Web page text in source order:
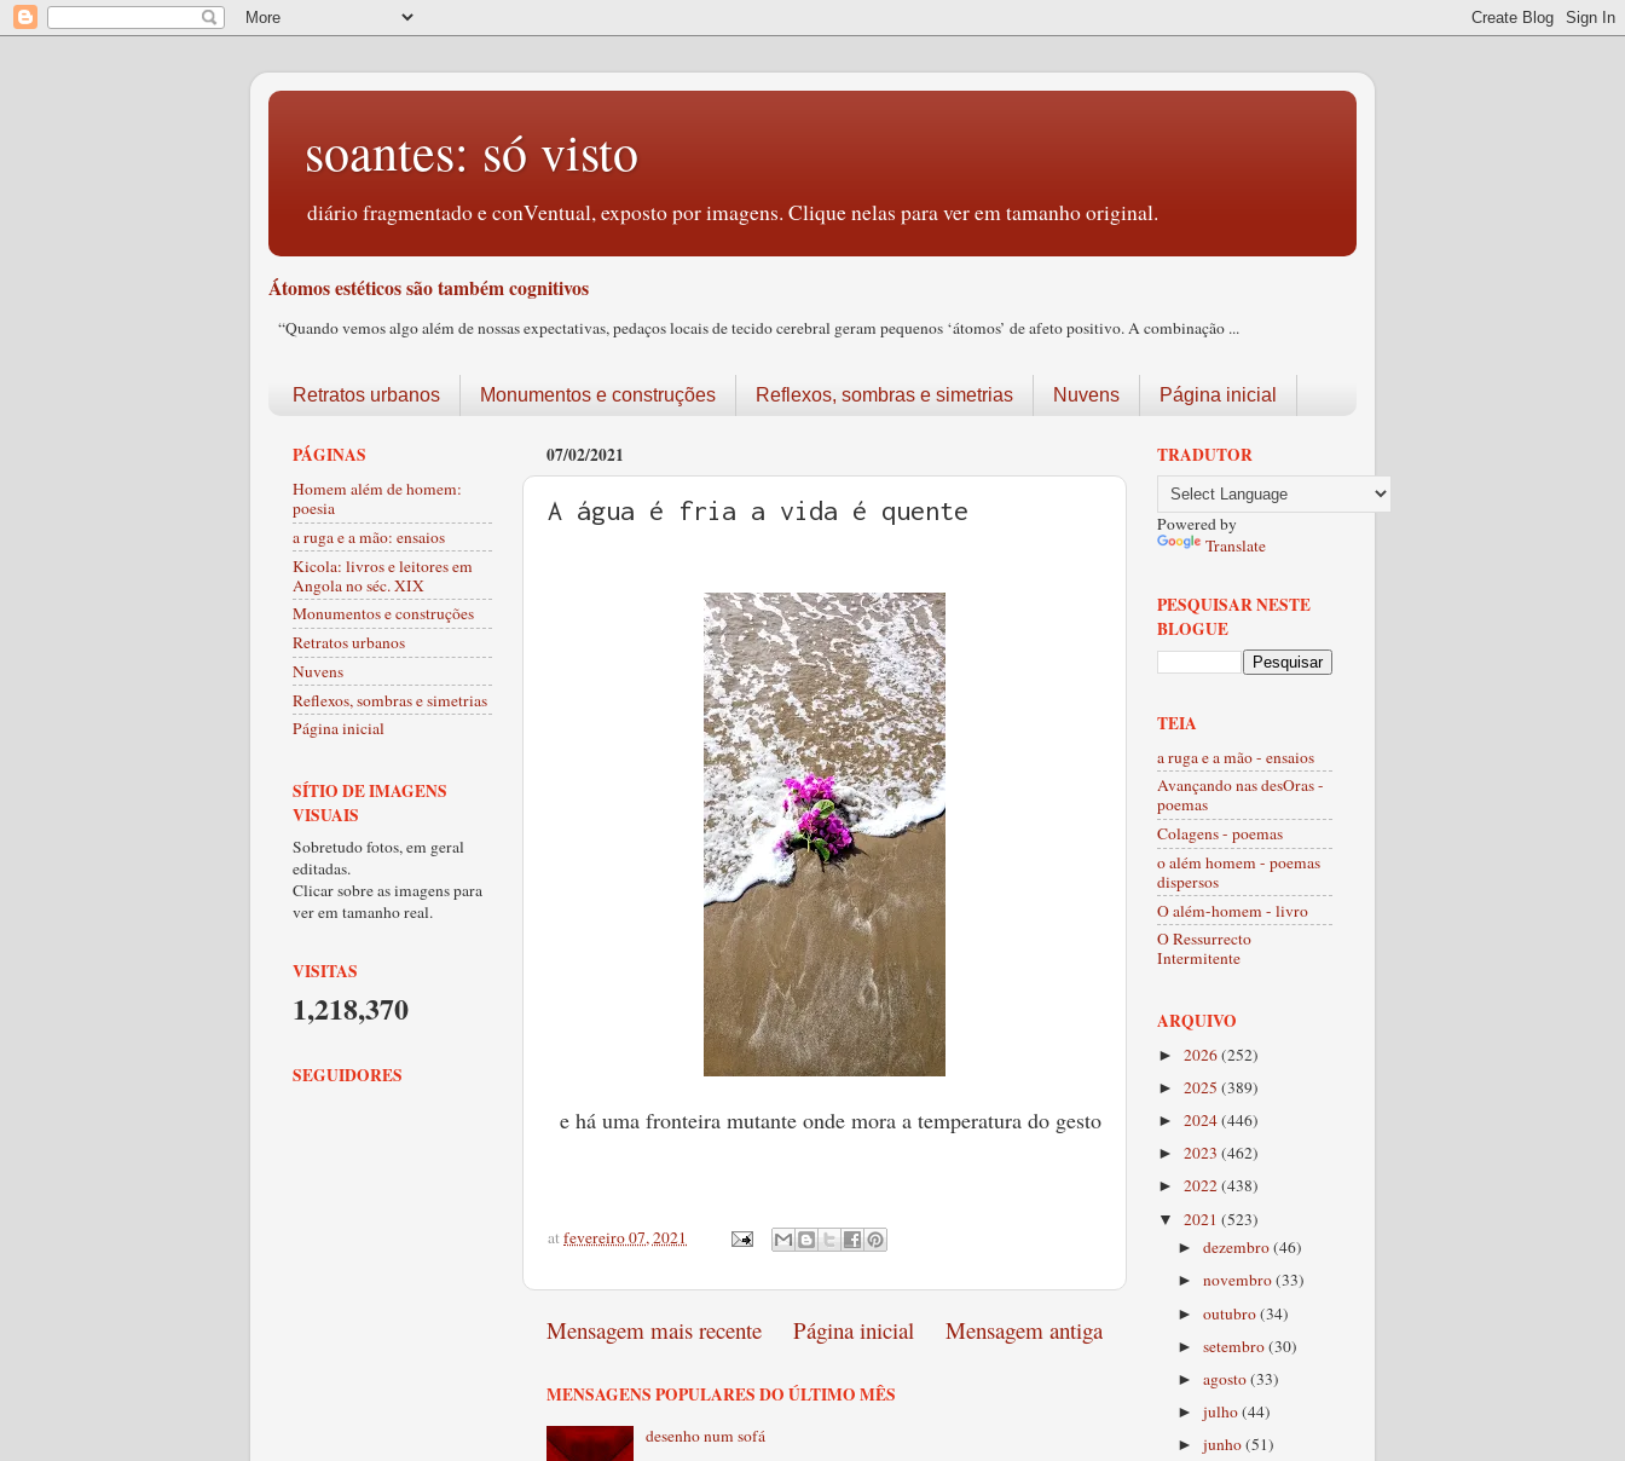
soantes: só visto
diário fragmentado e conVentual, exposto por imagens. Clique nelas para ver em tamanho original.
Átomos estéticos são também cognitivos
“Quando vemos algo além de nossas expectativas, pedaços locais de tecido cerebral geram pequenos ‘átomos’ de afeto positivo. A combinação ...
Retratos urbanos Monumentos e construções Reflexos, sombras e simetrias Nuvens Página inicial
07/02/2021
A água é fria a vida é quente
e há uma fronteira mutante onde mora a temperatura do gesto
atfevereiro 07, 2021
Mensagem mais recente Mensagem antiga
Página inicial
MENSAGENS POPULARES DO ÚLTIMO MÊS
desenho num sofá
PÁGINAS
Homem além de homem:
poesia
a ruga e a mão: ensaios
Kicola: livros e leitores em
Angola no séc. XIX
Monumentos e construções
Retratos urbanos
Nuvens
Reflexos, sombras e simetrias
Página inicial
SÍTIO DE IMAGENS
VISUAIS
Sobretudo fotos, em geral
editadas.
Clicar sobre as imagens para
ver em tamanho real.
VISITAS
1,218,370
SEGUIDORES
TRADUTOR
Powered by
Translate
PESQUISAR NESTE
BLOGUE
TEIA
a ruga e a mão - ensaios
Avançando nas desOras -
poemas
Colagens - poemas
o além homem - poemas
dispersos
O além-homem - livro
O Ressurrecto
Intermitente
ARQUIVO
► 2026(252)
► 2025 (389)
► 2024(446)
► 2023 (462)
► 2022(438)
▼ 2021 (523)
►dezembro(46)
►novembro(33)
►outubro(34)
►setembro(30)
►agosto(33)
►julho(44)
►junho(51)